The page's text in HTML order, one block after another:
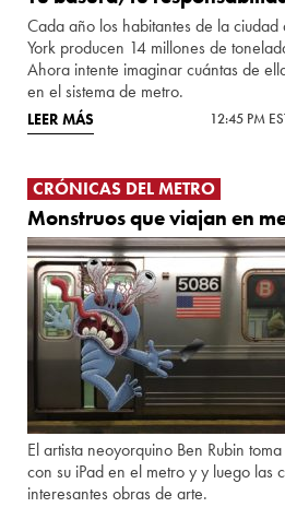
Cada año los habitantes de la
York producen 14 millones de
Ahora intente imaginar cuántas de
en el sistema de metro.
LEER MÁS 12:45 PM
CRÓNICAS DEL METRO
Monstruos que viajan en
El artista neoyorquino Ben Rubin
con su iPad en el metro y y luego las
interesantes obras de arte.